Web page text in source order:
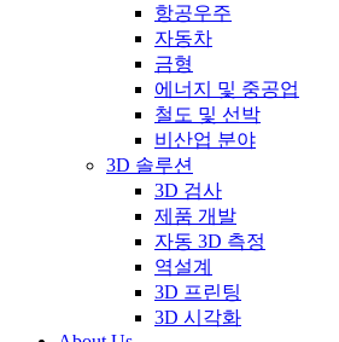
항공우주
자동차
금형
에너지 및 중공업
철도 및 선박
비산업 분야
3D 솔루션
3D 검사
제품 개발
자동 3D 측정
역설계
3D 프린팅
3D 시각화